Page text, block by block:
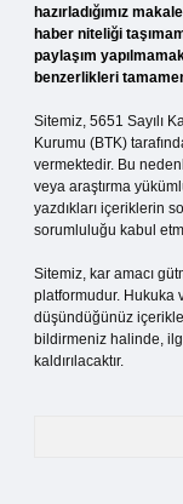
hazırladığımız
haber niteliği
paylaşım
benzerlikleri
Sitemiz, 5651 Sayılı
Kurumu (BTK)
vermektedir. Bu
veya araştırma
yazdıkları içeriklerin
sorumluluğu kabul
Sitemiz, kar amacı
platformudur. Hukuka
düşündüğünüz
bildirmeniz halinde,
kaldırılacaktır.